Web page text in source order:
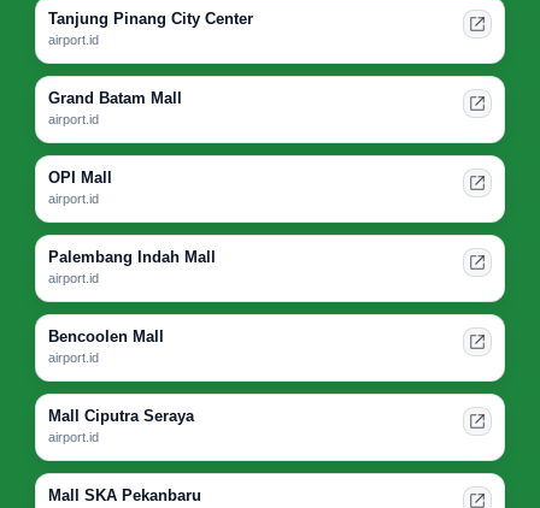
Tanjung Pinang City Center
airport.id
Grand Batam Mall
airport.id
OPI Mall
airport.id
Palembang Indah Mall
airport.id
Bencoolen Mall
airport.id
Mall Ciputra Seraya
airport.id
Mall SKA Pekanbaru